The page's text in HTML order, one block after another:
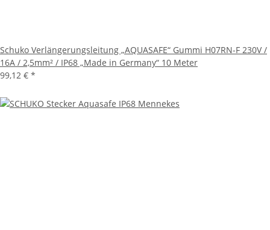
Schuko Verlängerungsleitung „AQUASAFE“ Gummi H07RN-F 230V /
16A / 2,5mm² / IP68 „Made in Germany“ 10 Meter
99,12 € *